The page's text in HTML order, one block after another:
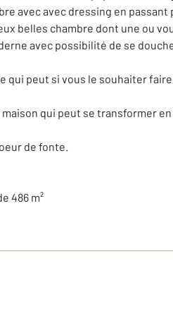
avec avec dressing en
belles chambre dont une ou
avec possibilité de se
qui peut si vous le souhaiter
qui peut se transformer
de fonte.
486 m²